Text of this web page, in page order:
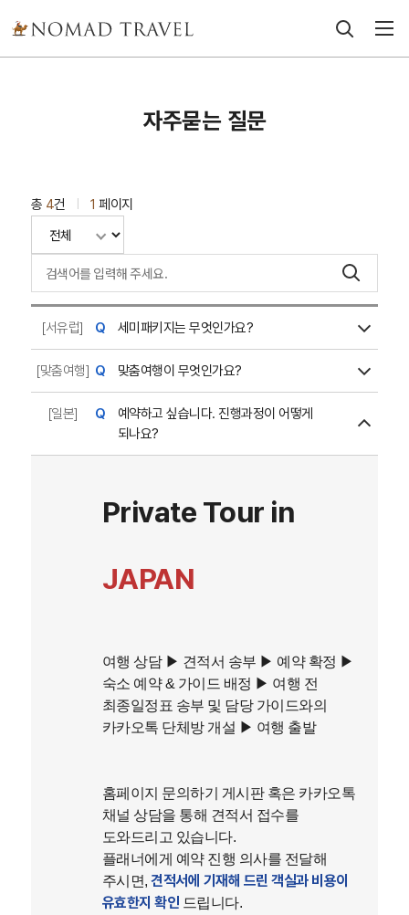
자주묻는 질문
총 4건 1 페이지
[서유럽] 세미패키지는 무엇인가요?
[맞춤여행] 맞춤여행이 무엇인가요?
[일본]
예약하고 싶습니다. 진행과정이 어떻게
되나요?
Private Tour in
JAPAN
여행 상담 ▶︎ 견적서 송부 ▶︎ ​ 예약 확정 ▶︎
숙소 예약 & 가이드 배정 ▶︎ ​ 여행 전
최종일정표 송부 및 담당 가이드와의
카카오톡 단체방 개설 ▶︎ 여행 출발
홈페이지 문의하기 게시판 혹은 카카오톡
채널 상담을 통해 견적서 접수를
도와드리고 있습니다.
플래너에게 예약 진행 의사를 전달해
주시면,견적서에 기재해 드린 객실과 비용이
유효한지 확인 드립니다.